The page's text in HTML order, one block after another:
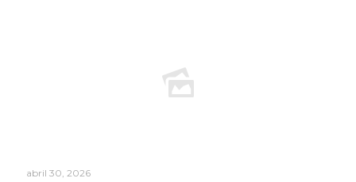
abril 30, 2026